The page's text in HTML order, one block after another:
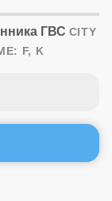
ГВС CITY
F, K